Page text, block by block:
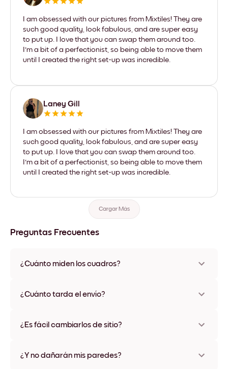
I am obsessed with our pictures from Mixtiles! They are
such good quality, look fabulous, and are super easy
to put up. I love that you can swap them around too.
I'm a bit of a perfectionist, so being able to move them
until I created the right set-up was incredible.
Laney Gill
I am obsessed with our pictures from Mixtiles! They are
such good quality, look fabulous, and are super easy
to put up. I love that you can swap them around too.
I'm a bit of a perfectionist, so being able to move them
until I created the right set-up was incredible.
Cargar Más
Preguntas Frecuentes
¿Cuánto miden los cuadros?
varios materiales y colores de marco, incluidas opciones sin
¿Cuánto tarda el envío?
disponibles en algunos países. Te enviaremos un número de
¿Es fácil cambiarlos de sitio?
ningún daño
¿Y no dañarán mis paredes?